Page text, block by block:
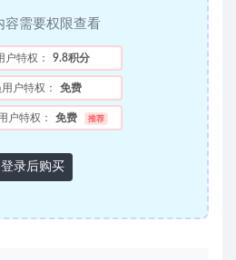
容需要权限查看
户特权： 9.8积分
户特权： 免费
户特权： 免费 推荐
登录后购买